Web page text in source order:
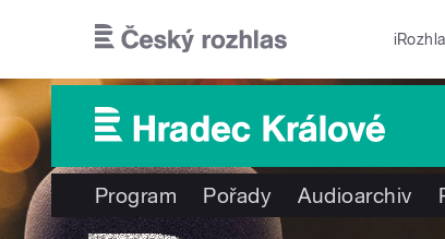
Program Pořady Audioarchiv